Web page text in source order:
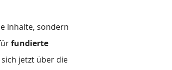
Inhalte, sondern
fundierte
jetzt über die